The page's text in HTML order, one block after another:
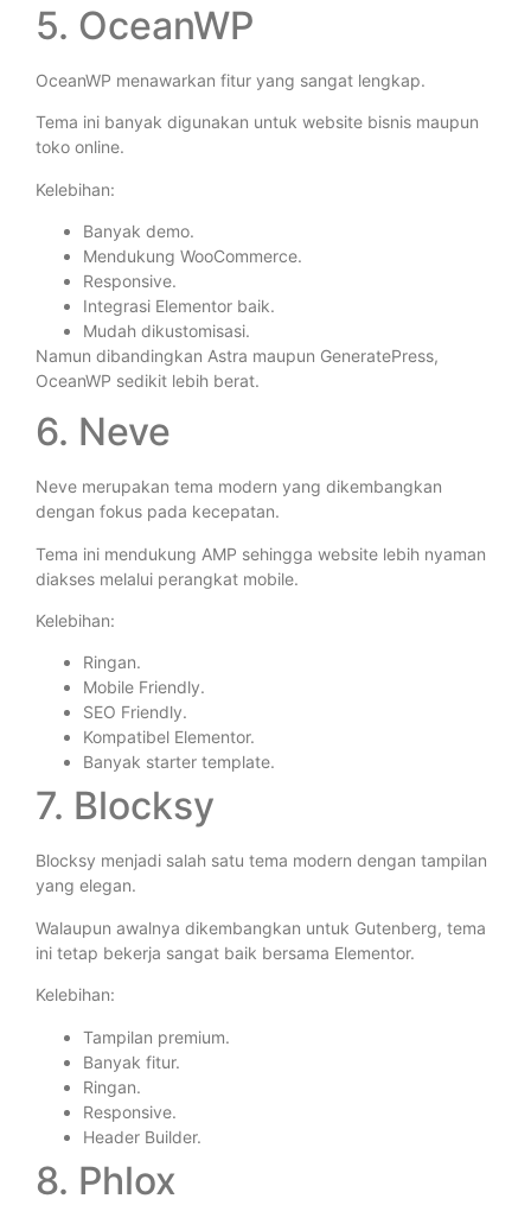
5. OceanWP
OceanWP menawarkan fitur yang sangat lengkap.
Tema ini banyak digunakan untuk website bisnis maupun
toko online.
Kelebihan:
Banyak demo.
Mendukung WooCommerce.
Responsive.
Integrasi Elementor baik.
Mudah dikustomisasi.
Namun dibandingkan Astra maupun GeneratePress,
OceanWP sedikit lebih berat.
6. Neve
Neve merupakan tema modern yang dikembangkan
dengan fokus pada kecepatan.
Tema ini mendukung AMP sehingga website lebih nyaman
diakses melalui perangkat mobile.
Kelebihan:
Ringan.
Mobile Friendly.
SEO Friendly.
Kompatibel Elementor.
Banyak starter template.
7. Blocksy
Blocksy menjadi salah satu tema modern dengan tampilan
yang elegan.
Walaupun awalnya dikembangkan untuk Gutenberg, tema
ini tetap bekerja sangat baik bersama Elementor.
Kelebihan:
Tampilan premium.
Banyak fitur.
Ringan.
Responsive.
Header Builder.
8. Phlox